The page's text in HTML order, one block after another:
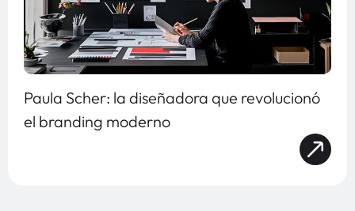
Paula Scher: la diseñadora que revolucionó
el branding moderno